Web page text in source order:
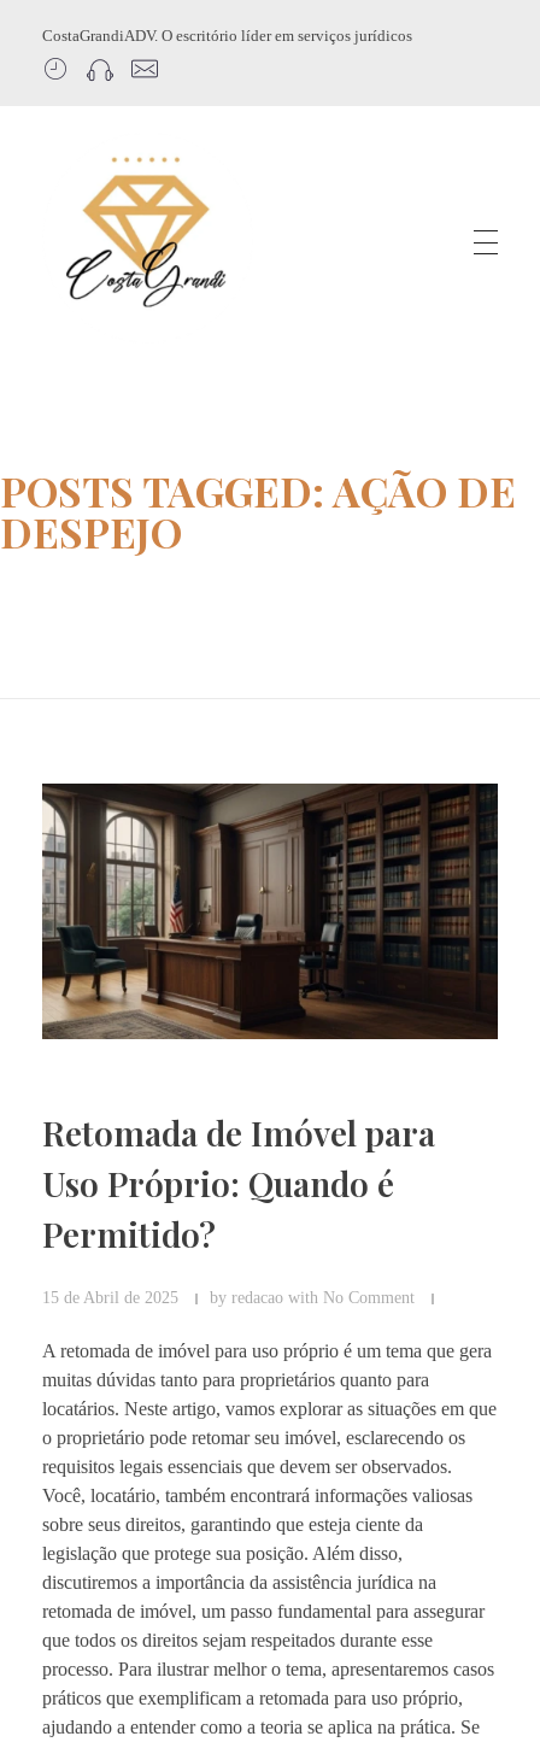
CostaGrandiADV. O escritório líder em serviços jurídicos
POSTS TAGGED: AÇÃO DE
DESPEJO
Retomada de Imóvel para
Uso Próprio: Quando é
Permitido?
15 de Abril de 2025 by redacao with No Comment
A retomada de imóvel para uso próprio é um tema que gera
muitas dúvidas tanto para proprietários quanto para
locatários. Neste artigo, vamos explorar as situações em que
o proprietário pode retomar seu imóvel, esclarecendo os
requisitos legais essenciais que devem ser observados.
Você, locatário, também encontrará informações valiosas
sobre seus direitos, garantindo que esteja ciente da
legislação que protege sua posição. Além disso,
discutiremos a importância da assistência jurídica na
retomada de imóvel, um passo fundamental para assegurar
que todos os direitos sejam respeitados durante esse
processo. Para ilustrar melhor o tema, apresentaremos casos
práticos que exemplificam a retomada para uso próprio,
ajudando a entender como a teoria se aplica na prática. Se